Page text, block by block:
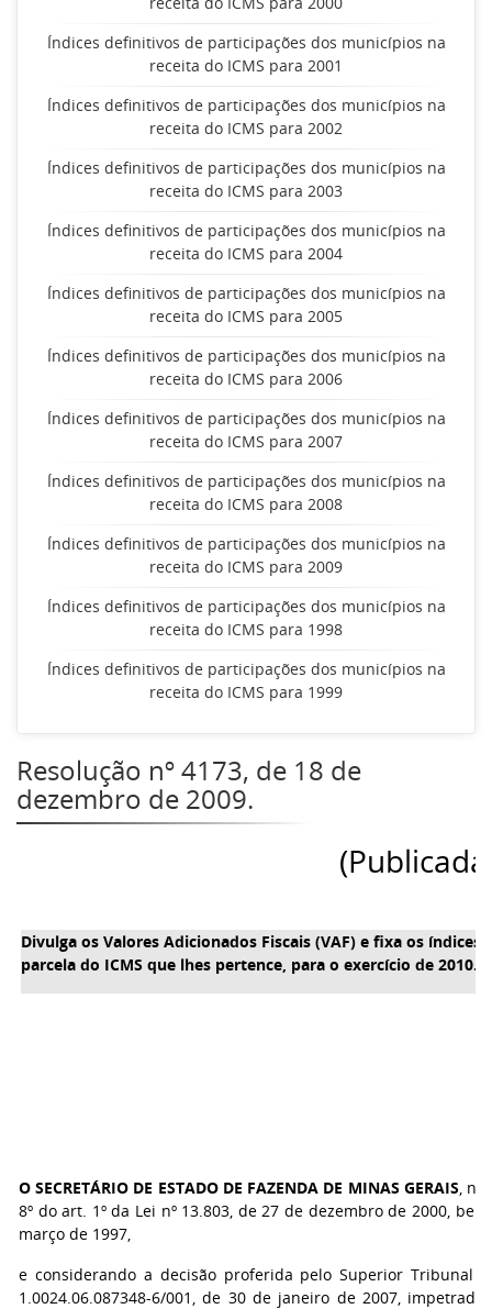
Índices definitivos de participações dos municípios na
receita do ICMS para 2001
Índices definitivos de participações dos municípios na
receita do ICMS para 2002
Índices definitivos de participações dos municípios na
receita do ICMS para 2003
Índices definitivos de participações dos municípios na
receita do ICMS para 2004
Índices definitivos de participações dos municípios na
receita do ICMS para 2005
Índices definitivos de participações dos municípios na
receita do ICMS para 2006
Índices definitivos de participações dos municípios na
receita do ICMS para 2007
Índices definitivos de participações dos municípios na
receita do ICMS para 2008
Índices definitivos de participações dos municípios na
receita do ICMS para 2009
Índices definitivos de participações dos municípios na
receita do ICMS para 1998
Índices definitivos de participações dos municípios na
receita do ICMS para 1999
Resolução nº 4173, de 18 de
dezembro de 2009.
Divulga os Valores Adicionados Fiscais (VAF) e fixa os
parcela do ICMS que lhes pertence, para o exercício de 2010.
O SECRETÁRIO DE ESTADO DE FAZENDA DE MINAS GERAIS, no
8º do art. 1º da Lei nº 13.803, de 27 de dezembro de 2000,
março de 1997,
e considerando a decisão proferida pelo Superior Tribunal
1.0024.06.087348-6/001, de 30 de janeiro de 2007,